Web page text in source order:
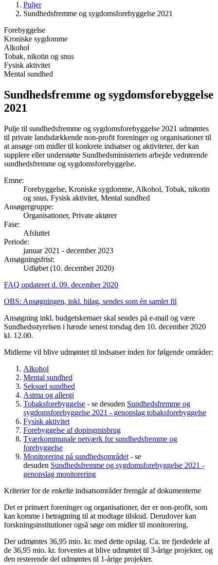
Puljer
Sundheds­fremme og sygdoms­­forebyggelse 2021
Forebyggelse
Kroniske sygdomme
Alkohol
Tobak, nikotin og snus
Fysisk aktivitet
Mental sundhed
Sundheds­fremme og sygdoms­­forebyggelse
2021
Pulje til sundhedsfremme og sygdomsforebyggelse 2021 udmøntes
til private landsdækkende non-profit foreninger og organisationer til
at ansøge om midler til konkrete indsatser og aktiviteter, der kan
supplere eller understøtte Sundhedsministeriets arbejde vedrørende
sundhedsfremme og sygdomsforebyggelse.
Emne:
Forebyggelse, Kroniske sygdomme, Alkohol, Tobak, nikotin
og snus, Fysisk aktivitet, Mental sundhed
Ansøgergruppe:
Organisationer, Private aktører
Fase:
Afsluttet
Periode:
januar 2021 - december 2023
Ansøgningsfrist:
Udløbet (10. december 2020)
FAQ opdateret d. 09. december 2020
OBS: Ansøgningen, inkl. bilag, sendes som én samlet fil
Ansøgning inkl. budgetskemaer skal sendes på e-mail og være
Sundhedsstyrelsen i hænde senest torsdag den 10. december 2020
kl. 12.00.
Midlerne vil blive udmøntet til indsatser inden for følgende områder:
Alkohol
Mental sundhed
Seksuel sundhed
Astma og allergi
Tobaksforebyggelse - se desuden Sundhedsfremme og
sygdoms­forebyggelse 2021 - genopslag tobaksforebyggelse
Fysisk aktivitet
Forebyggelse af dopingmisbrug
Tværkommunale netværk for sundhedsfremme og
forebyggelse
Monitorering på sundhedsområdet - se
desuden Sundhedsfremme og sygdoms­forebyggelse 2021 -
genopslag monitorering
Kriterier for de enkelte indsatsområder fremgår af dokumenterne
Det er primært foreninger og organisationer, der er non-profit, som
kan komme i betragtning til at modtage tilskud. Derudover kan
forskningsinstitutioner også søge om midler til monitorering.
Der udmøntes 36,95 mio. kr. med dette opslag. Ca. tre fjerdedele af
de 36,95 mio. kr. forventes at blive udmøntet til 3-årige projekter, og
den resterende del udmøntes til 1-årige projekter.